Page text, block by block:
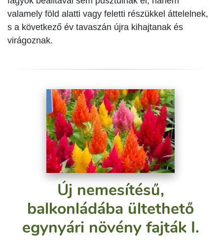
valamely föld alatti vagy feletti részükkel áttelelnek,
s a következő év tavaszán újra kihajtanak és
virágoznak.
Új nemesítésű,
balkonládába ültethető
egynyári növény fajták I.